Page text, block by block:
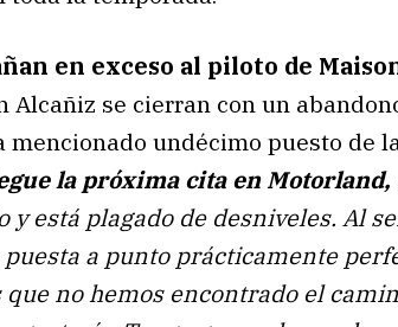
en exceso al piloto de
Alcañiz se cierran con un
mencionado undécimo puesto de
la próxima cita en
y está plagado de desniveles. Al
a punto prácticamente
no hemos encontrado el